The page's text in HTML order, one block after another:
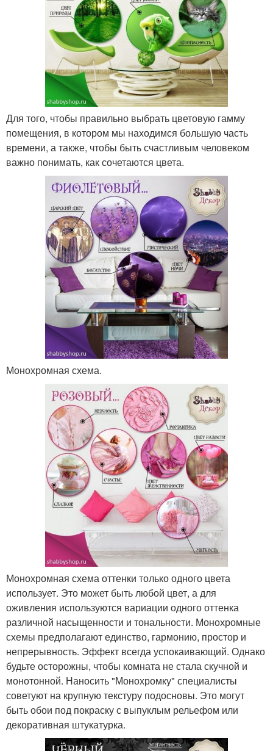
Для того, чтобы правильно выбрать цветовую гамму
помещения, в котором мы находимся большую часть
времени, а также, чтобы быть счастливым человеком
важно понимать, как сочетаются цвета.
Монохромная схема.
Монохромная схема оттенки только одного цвета
использует. Это может быть любой цвет, а для
оживления используются вариации одного оттенка
различной насыщенности и тональности. Монохромные
схемы предполагают единство, гармонию, простор и
непрерывность. Эффект всегда успокаивающий. Однако
будьте осторожны, чтобы комната не стала скучной и
монотонной. Наносить "Монохромку" специалисты
советуют на крупную текстуру подосновы. Это могут
быть обои под покраску с выпуклым рельефом или
декоративная штукатурка.